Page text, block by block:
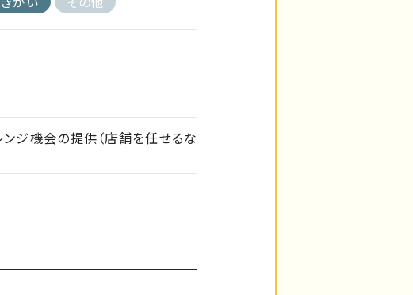
ジ機会の提供（店舗を任せるな